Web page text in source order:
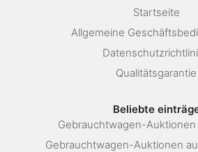
Startseite
Allgemeine
Qualitätsgarantie
Beliebte
Gebrauchtwagen-Auktionen
Gebrauchtwagen-Auktionen